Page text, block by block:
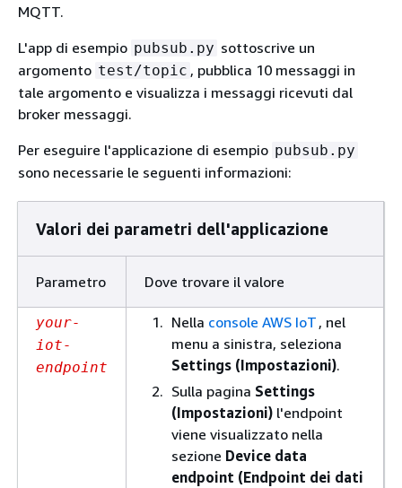
MQTT.
L'app di esempio pubsub.py sottoscrive un
argomento test/topic , pubblica 10 messaggi in
tale argomento e visualizza i messaggi ricevuti dal
broker messaggi.
Per eseguire l'applicazione di esempio pubsub.py
sono necessarie le seguenti informazioni:
Valori dei parametri dell'applicazione
Parametro Dove trovare il valore
your-
iot-
endpoint
Nella console AWS IoT , nel
menu a sinistra, seleziona
Settings (Impostazioni).
Sulla pagina Settings
(Impostazioni) l'endpoint
viene visualizzato nella
sezione Device data
endpoint (Endpoint dei dati